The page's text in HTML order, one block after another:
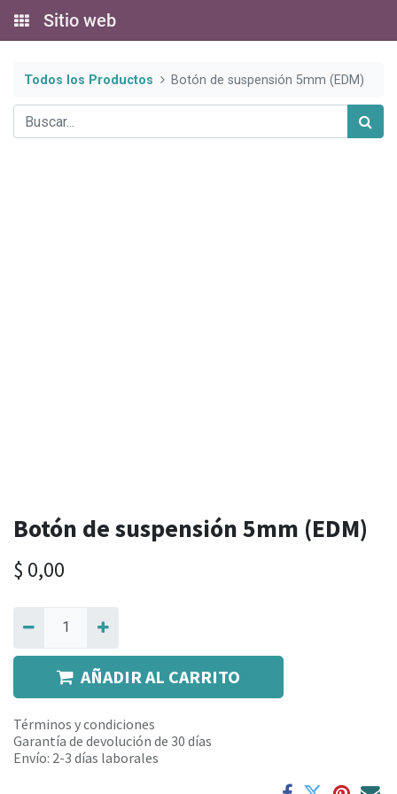
Sitio web
Todos los Productos Botón de suspensión 5mm (EDM)
Botón de suspensión 5mm (EDM)
$ 0,00
AÑADIR AL CARRITO
Términos y condiciones
Garantía de devolución de 30 días
Envío: 2-3 días laborales